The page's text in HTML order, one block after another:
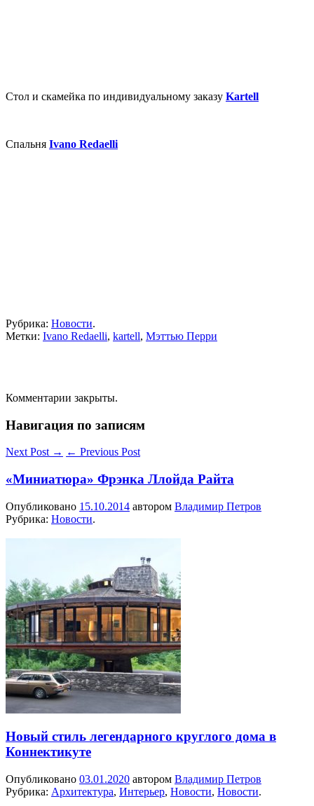
Стол и скамейка по индивидуальному заказу Kartell
Спальня Ivano Redaelli
Рубрика: Новости.
Метки: Ivano Redaelli, kartell, Мэттью Перри
Комментарии закрыты.
Навигация по записям
Next Post → ← Previous Post
«Миниатюра» Фрэнка Ллойда Райта
Опубликовано 15.10.2014 автором Владимир Петров
Рубрика: Новости.
Новый стиль легендарного круглого дома в
Коннектикуте
Опубликовано 03.01.2020 автором Владимир Петров
Рубрика: Архитектура, Интерьер, Новости, Новости.